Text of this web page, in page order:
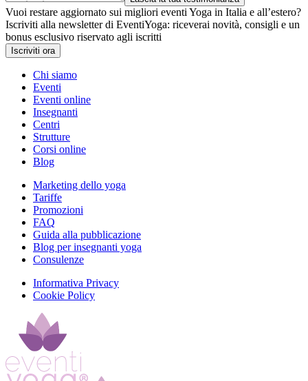
Vuoi restare aggiornato sui migliori eventi Yoga in Italia e all’estero?
Iscriviti alla newsletter di EventiYoga: riceverai novità, consigli e un
bonus esclusivo riservato agli iscritti
Iscriviti ora
Chi siamo
Eventi
Eventi online
Insegnanti
Centri
Strutture
Corsi online
Blog
Marketing dello yoga
Tariffe
Promozioni
FAQ
Guida alla pubblicazione
Blog per insegnanti yoga
Consulenze
Informativa Privacy
Cookie Policy